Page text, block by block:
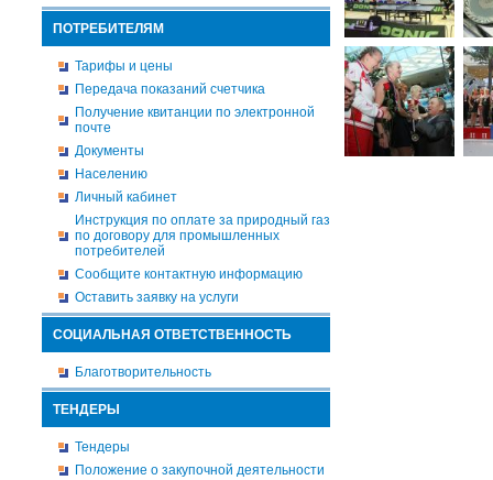
ПОТРЕБИТЕЛЯМ
Тарифы и цены
Передача показаний счетчика
Получение квитанции по электронной
почте
Документы
Населению
Личный кабинет
Инструкция по оплате за природный газ
по договору для промышленных
потребителей
Сообщите контактную информацию
Оставить заявку на услуги
СОЦИАЛЬНАЯ ОТВЕТСТВЕННОСТЬ
Благотворительность
ТЕНДЕРЫ
Тендеры
Положение о закупочной деятельности